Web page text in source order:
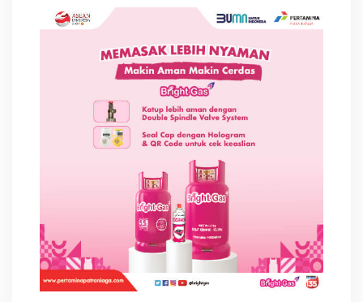
n
t
a
s
d
T
a
h
u
n
2
4